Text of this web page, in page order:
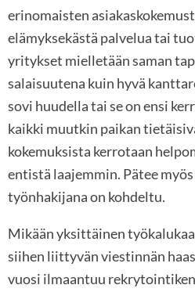
erinomaisten
elämyksekästä palvelua tai
yritykset mielletään saman
salaisuutena kuin hyvä
sovi huudella tai se on ensi
kaikki muutkin paikan
kokemuksista kerrotaan
entistä laajemmin. Pätee
työnhakijana on kohdeltu.
Mikään yksittäinen
siihen liittyvän viestinnän
vuosi ilmaantuu